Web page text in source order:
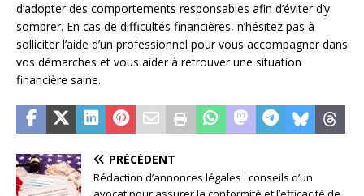
d’adopter des comportements responsables afin d’éviter d’y
sombrer. En cas de difficultés financières, n’hésitez pas à
solliciter l’aide d’un professionnel pour vous accompagner dans
vos démarches et vous aider à retrouver une situation
financière saine.
PRÉCÉDENT
Rédaction d’annonces légales : conseils d’un